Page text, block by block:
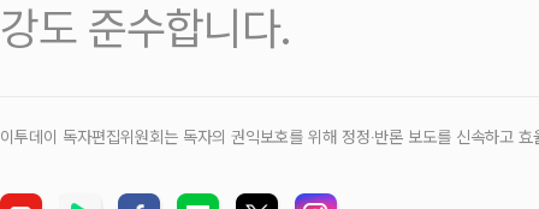
강도 준수합니다.
이투데이 독자편집위원회는 독자의 권익보호를 위해 정정‧반론 보도를 신속하고